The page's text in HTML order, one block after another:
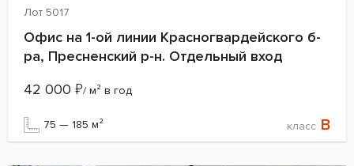
Лот 5017
Офис на 1-ой линии Красногвардейского б-
ра, Пресненский р-н. Отдельный вход
42 000 ₽/ м² в год
75 — 185 м² класс B